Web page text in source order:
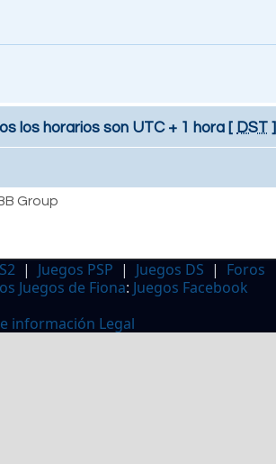
los horarios son UTC + 1 hora [ DST ]
Group
| Juegos PSP | Juegos DS | Foros
Juegos de Fiona: Juegos Facebook
información Legal